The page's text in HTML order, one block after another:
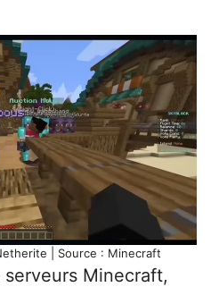
| Source : Minecraft
Minecraft,